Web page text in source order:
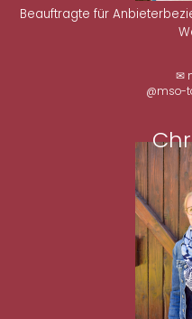
Beauftragte für
✉
@mso-